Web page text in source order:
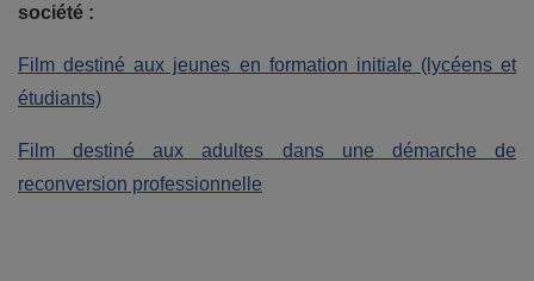
société :
Film destiné aux jeunes en formation initiale (lycéens et
étudiants)
Film destiné aux adultes dans une démarche de
reconversion professionnelle